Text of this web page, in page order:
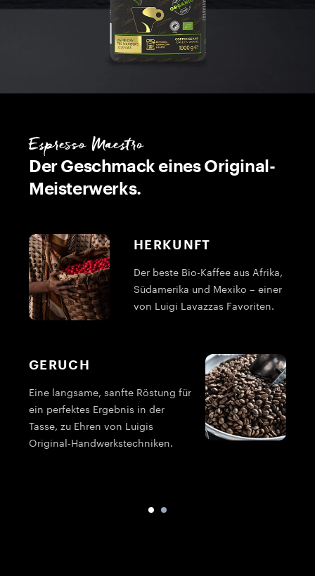
Espresso Maestro
Der Geschmack eines Original-
Meisterwerks.
HERKUNFT
Der beste Bio-Kaffee aus Afrika,
Südamerika und Mexiko – einer
von Luigi Lavazzas Favoriten.
GERUCH
Eine langsame, sanfte Röstung für
ein perfektes Ergebnis in der
Tasse, zu Ehren von Luigis
Original-Handwerkstechniken.